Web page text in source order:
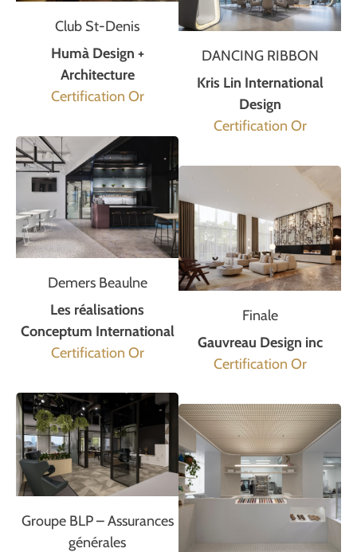
Club St-Denis
Humà Design +
Architecture
Certification Or
Demers Beaulne
Les réalisations
Conceptum International
Certification Or
Groupe BLP – Assurances
générales
DANCING RIBBON
Kris Lin International
Design
Certification Or
Finale
Gauvreau Design inc
Certification Or